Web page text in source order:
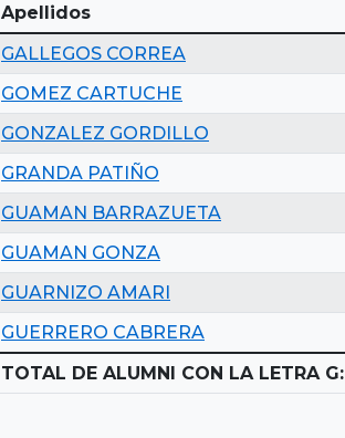
Apellidos
GALLEGOS CORREA
GOMEZ CARTUCHE
GONZALEZ GORDILLO
GRANDA PATIÑO
GUAMAN BARRAZUETA
GUAMAN GONZA
GUARNIZO AMARI
GUERRERO CABRERA
TOTAL DE ALUMNI CON LA LETRA G: